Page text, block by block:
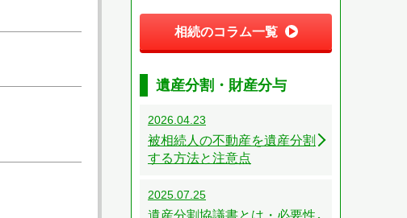
相続のコラム一覧
遺産分割・財産分与
2026.04.23
被相続人の不動産を遺産分割
する方法と注意点
2025.07.25
遺産分割協議書とは・必要性